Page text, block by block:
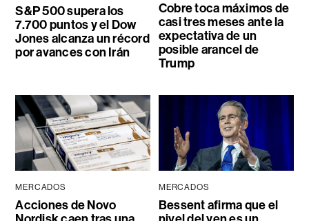
S&P 500 supera los
7.700 puntos y el Dow
Jones alcanza un récord
por avances con Irán
Cobre toca máximos de
casi tres meses ante la
expectativa de un
posible arancel de
Trump
MERCADOS
Acciones de Novo
MERCADOS
Bessent afirma que el